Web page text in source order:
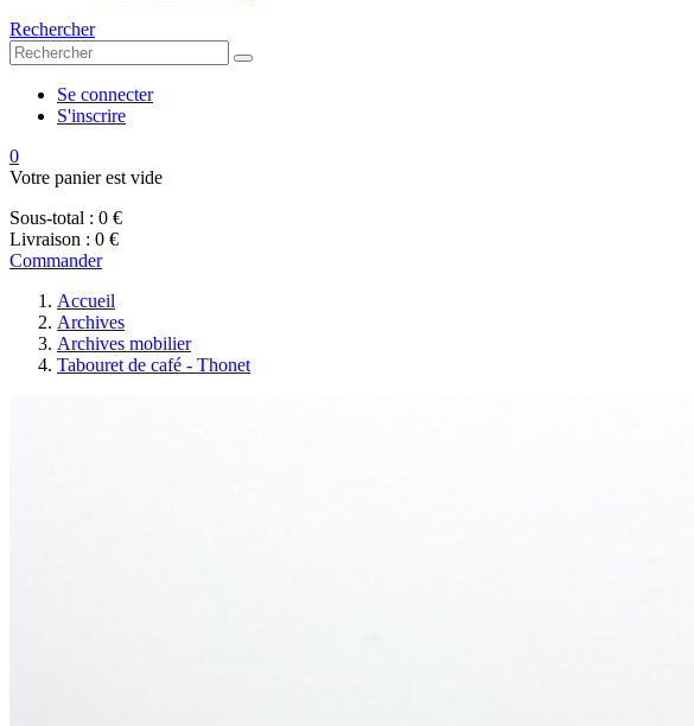
Rechercher
Se connecter
S'inscrire
0
Votre panier est vide
Sous-total : 0 €
Livraison : 0 €
Commander
Accueil
Archives
Archives mobilier
Tabouret de café - Thonet